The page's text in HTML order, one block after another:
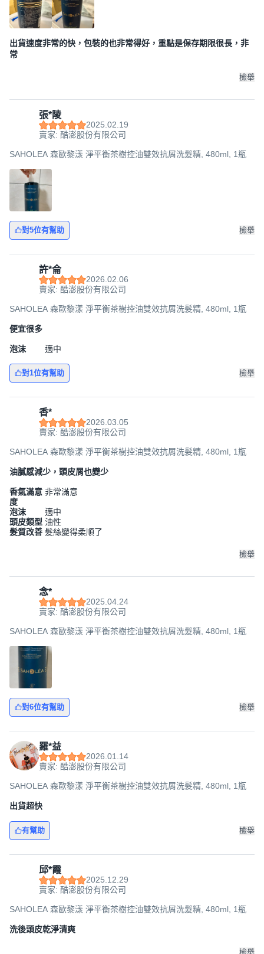
出貨速度非常的快，包裝的也非常得好，重點是保存期限很長，非
常
檢舉
張*陵
2025.02.19
賣家: 酷澎股份有限公司
SAHOLEA 森歐黎漾 淨平衡茶樹控油雙效抗屑洗髮精, 480ml, 1瓶
對5位有幫助 檢舉
許*侖
2026.02.06
賣家: 酷澎股份有限公司
SAHOLEA 森歐黎漾 淨平衡茶樹控油雙效抗屑洗髮精, 480ml, 1瓶
便宜很多
泡沫 適中
對1位有幫助 檢舉
香*
2026.03.05
賣家: 酷澎股份有限公司
SAHOLEA 森歐黎漾 淨平衡茶樹控油雙效抗屑洗髮精, 480ml, 1瓶
油膩感減少，頭皮屑也變少
香氣滿意
度
非常滿意
泡沫
適中
頭皮類型 油性
髮質改善 髮絲變得柔順了
檢舉
念*
2025.04.24
賣家: 酷澎股份有限公司
SAHOLEA 森歐黎漾 淨平衡茶樹控油雙效抗屑洗髮精, 480ml, 1瓶
對6位有幫助 檢舉
羅*益
2026.01.14
賣家: 酷澎股份有限公司
SAHOLEA 森歐黎漾 淨平衡茶樹控油雙效抗屑洗髮精, 480ml, 1瓶
出貨超快
有幫助 檢舉
邱*霞
2025.12.29
賣家: 酷澎股份有限公司
SAHOLEA 森歐黎漾 淨平衡茶樹控油雙效抗屑洗髮精, 480ml, 1瓶
洗後頭皮乾淨清爽
檢舉